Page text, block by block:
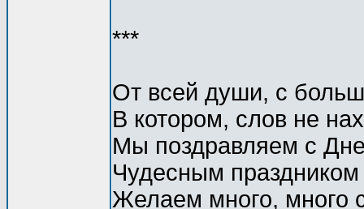
***
От всей души, с
В котором, слов не
Мы поздравляем с
Чудесным праздником
Желаем много, много